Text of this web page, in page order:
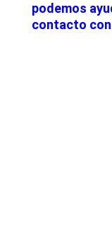
podemos
contacto